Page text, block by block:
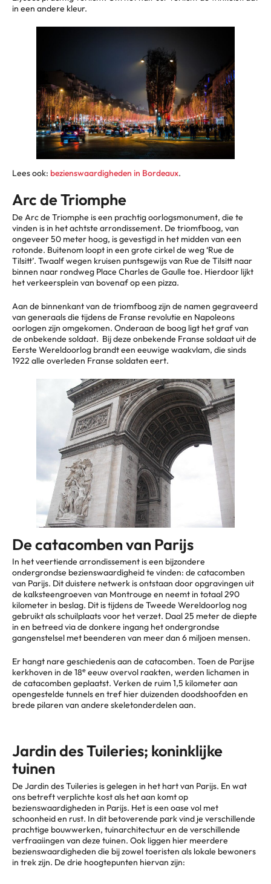
in een andere kleur.
Lees ook: bezienswaardigheden in Bordeaux.
Arc de Triomphe
De Arc de Triomphe is een prachtig oorlogsmonument, die te
vinden is in het achtste arrondissement. De triomfboog, van
ongeveer 50 meter hoog, is gevestigd in het midden van een
rotonde. Buitenom loopt in een grote cirkel de weg ‘Rue de
Tilsitt’. Twaalf wegen kruisen puntsgewijs van Rue de Tilsitt naar
binnen naar rondweg Place Charles de Gaulle toe. Hierdoor lijkt
het verkeersplein van bovenaf op een pizza.
Aan de binnenkant van de triomfboog zijn de namen gegraveerd
van generaals die tijdens de Franse revolutie en Napoleons
oorlogen zijn omgekomen. Onderaan de boog ligt het graf van
de onbekende soldaat. Bij deze onbekende Franse soldaat uit de
Eerste Wereldoorlog brandt een eeuwige waakvlam, die sinds
1922 alle overleden Franse soldaten eert.
De catacomben van Parijs
In het veertiende arrondissement is een bijzondere
ondergrondse bezienswaardigheid te vinden: de catacomben
van Parijs. Dit duistere netwerk is ontstaan door opgravingen uit
de kalksteengroeven van Montrouge en neemt in totaal 290
kilometer in beslag. Dit is tijdens de Tweede Wereldoorlog nog
gebruikt als schuilplaats voor het verzet. Daal 25 meter de diepte
in en betreed via de donkere ingang het ondergrondse
gangenstelsel met beenderen van meer dan 6 miljoen mensen.
Er hangt nare geschiedenis aan de catacomben. Toen de Parijse
kerkhoven in de 18e eeuw overvol raakten, werden lichamen in
de catacomben geplaatst. Verken de ruim 1,5 kilometer aan
opengestelde tunnels en tref hier duizenden doodshoofden en
brede pilaren van andere skeletonderdelen aan.
Jardin des Tuileries; koninklijke
tuinen
De Jardin des Tuileries is gelegen in het hart van Parijs. En wat
ons betreft verplichte kost als het aan komt op
bezienswaardigheden in Parijs. Het is een oase vol met
schoonheid en rust. In dit betoverende park vind je verschillende
prachtige bouwwerken, tuinarchitectuur en de verschillende
verfraaiingen van deze tuinen. Ook liggen hier meerdere
bezienswaardigheden die bij zowel toeristen als lokale bewoners
in trek zijn. De drie hoogtepunten hiervan zijn: